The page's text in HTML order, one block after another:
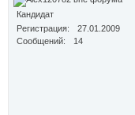
Кандидат
Регистрация
27.01.2009
Сообщений
14